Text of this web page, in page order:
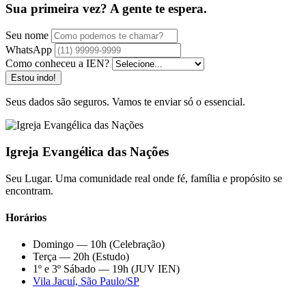
Sua primeira vez? A gente te espera.
Seu nome
WhatsApp
Como conheceu a IEN?
Estou indo!
Seus dados são seguros. Vamos te enviar só o essencial.
Igreja Evangélica das Nações
Seu Lugar. Uma comunidade real onde fé, família e propósito se
encontram.
Horários
Domingo — 10h (Celebração)
Terça — 20h (Estudo)
1º e 3º Sábado — 19h (JUV IEN)
Vila Jacuí, São Paulo/SP